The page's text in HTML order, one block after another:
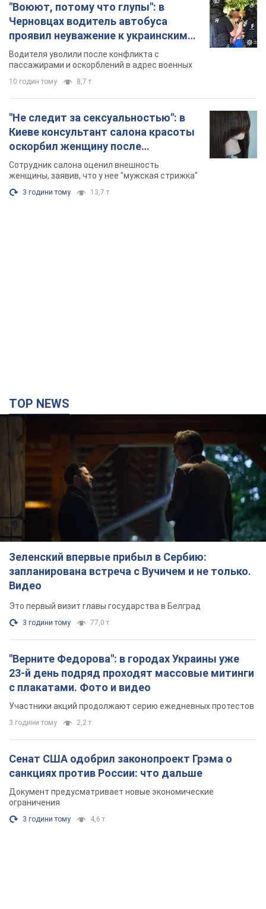
"Воюют, потому что глупы": в
Черновцах водитель автобуса
проявил неуважение к украинским
военным и поплатился за это.
Видео
Водителя уволили после конфликта с
пассажирами и оскорблений в адрес военных
10 годин тому 8,7 т.
"Не следит за сексуальностью": в
Киеве консультант салона красоты
оскорбил женщину после
химиотерапии, разгорелся скандал.
Фото
Сотрудник салона оценил внешность
женщины, заявив, что у нее "мужская стрижка"
3 години тому 13,7 т.
TOP NEWS
Зеленский впервые прибыл в Сербию:
запланирована встреча с Вучичем и не только.
Видео
Это первый визит главы государства в Белград
3 години тому 77,0 т.
"Верните Федорова": в городах Украины уже
23-й день подряд проходят массовые митинги
с плакатами. Фото и видео
Участники акций продолжают серию ежедневных протестов
3 години тому 2,2 т.
Сенат США одобрил законопроект Грэма о
санкциях против России: что дальше
Документ предусматривает новые экономические
ограничения
3 години тому 4,6 т.